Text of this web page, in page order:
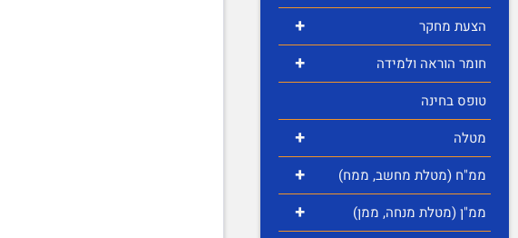
+ הצעת מחקר
+
חומר הוראה ולמידה
טופס בחינה
+ מטלה
+ ממ"ח (מטלת מחשב, ממח)
+
ממ"ן (מטלת מנחה, ממן)